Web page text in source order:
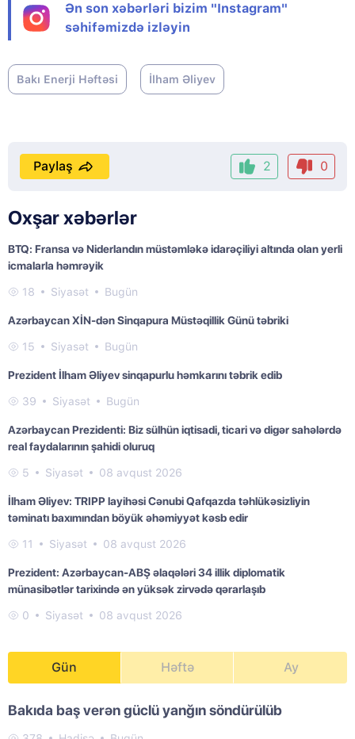
Ən son xəbərləri bizim "Instagram"
səhifəmizdə izləyin
Bakı Enerji Həftəsi İlham Əliyev
2 0
Paylaş
Oxşar xəbərlər
BTQ: Fransa və Niderlandın müstəmləkə idarəçiliyi altında olan yerli
icmalarla həmrəyik
18 Siyasət Bugün
Azərbaycan XİN-dən Sinqapura Müstəqillik Günü təbriki
15 Siyasət Bugün
Prezident İlham Əliyev sinqapurlu həmkarını təbrik edib
39 Siyasət Bugün
Azərbaycan Prezidenti: Biz sülhün iqtisadi, ticari və digər sahələrdə
real faydalarının şahidi oluruq
5 Siyasət 08 avqust 2026
İlham Əliyev: TRIPP layihəsi Cənubi Qafqazda təhlükəsizliyin
təminatı baxımından böyük əhəmiyyət kəsb edir
11 Siyasət 08 avqust 2026
Prezident: Azərbaycan-ABŞ əlaqələri 34 illik diplomatik
münasibətlər tarixində ən yüksək zirvədə qərarlaşıb
0 Siyasət 08 avqust 2026
Gün Həftə Ay
Bakıda baş verən güclü yanğın söndürülüb